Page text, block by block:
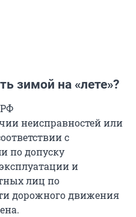
зимой на «лете»?
РФ
неисправностей или
с
по допуску
и
лиц по
дорожного движения